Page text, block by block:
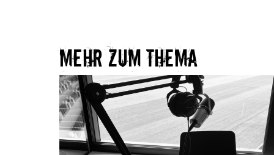
Mehr zum Thema​